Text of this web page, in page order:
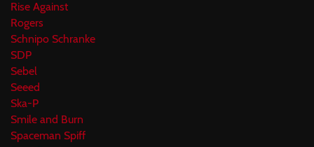
Rise Against
Rogers
Schnipo Schranke
SDP
Sebel
Seeed
Ska-P
Smile and Burn
Spaceman Spiff